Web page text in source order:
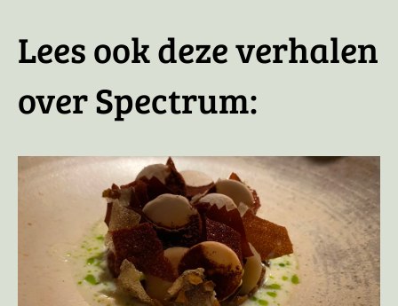
Lees ook deze verhalen
over Spectrum: